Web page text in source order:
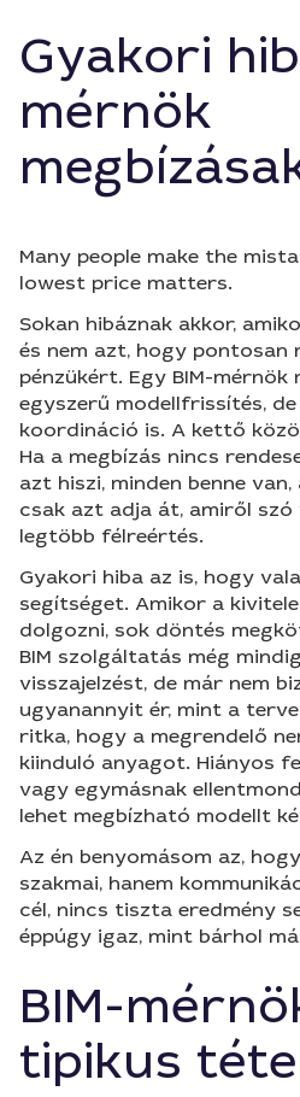
Gyakori
mérnök
Many people make the
lowest price matters.
Sokan hibáznak akkor,
és nem azt, hogy pontosan
pénzükért. Egy BIM-mérnök
egyszerű modellfrissítés,
koordináció is. A kettő
Ha a megbízás nincs
azt hiszi, minden benne
csak azt adja át, amiről szó
legtöbb félreértés.
Gyakori hiba az is, hogy
segítséget. Amikor a
dolgozni, sok döntés
BIM szolgáltatás még
visszajelzést, de már nem
ugyanannyit ér, mint a
ritka, hogy a megrendelő
kiinduló anyagot. Hiányos
vagy egymásnak
lehet megbízható modellt
Az én benyomásom az,
szakmai, hanem
cél, nincs tiszta eredmény
éppúgy igaz, mint bárhol
BIM-
tipikus